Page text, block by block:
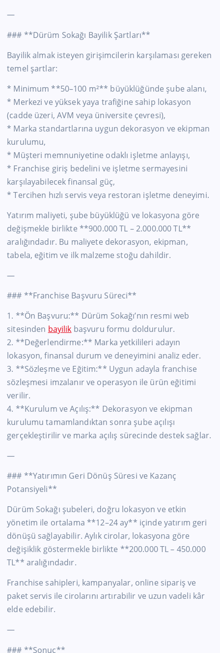
—
### **Dürüm Sokağı Bayilik Şartları**
Bayilik almak isteyen girişimcilerin karşılaması gereken
temel şartlar:
* Minimum **50–100 m²** büyüklüğünde şube alanı,
* Merkezi ve yüksek yaya trafiğine sahip lokasyon
(cadde üzeri, AVM veya üniversite çevresi),
* Marka standartlarına uygun dekorasyon ve ekipman
kurulumu,
* Müşteri memnuniyetine odaklı işletme anlayışı,
* Franchise giriş bedelini ve işletme sermayesini
karşılayabilecek finansal güç,
* Tercihen hızlı servis veya restoran işletme deneyimi.
Yatırım maliyeti, şube büyüklüğü ve lokasyona göre
değişmekle birlikte **900.000 TL – 2.000.000 TL**
aralığındadır. Bu maliyete dekorasyon, ekipman,
tabela, eğitim ve ilk malzeme stoğu dahildir.
—
### **Franchise Başvuru Süreci**
1. **Ön Başvuru:** Dürüm Sokağı’nın resmi web
sitesinden bayilik başvuru formu doldurulur.
2. **Değerlendirme:** Marka yetkilileri adayın
lokasyon, finansal durum ve deneyimini analiz eder.
3. **Sözleşme ve Eğitim:** Uygun adayla franchise
sözleşmesi imzalanır ve operasyon ile ürün eğitimi
verilir.
4. **Kurulum ve Açılış:** Dekorasyon ve ekipman
kurulumu tamamlandıktan sonra şube açılışı
gerçekleştirilir ve marka açılış sürecinde destek sağlar.
—
### **Yatırımın Geri Dönüş Süresi ve Kazanç
Potansiyeli**
Dürüm Sokağı şubeleri, doğru lokasyon ve etkin
yönetim ile ortalama **12–24 ay** içinde yatırım geri
dönüşü sağlayabilir. Aylık cirolar, lokasyona göre
değişiklik göstermekle birlikte **200.000 TL – 450.000
TL** aralığındadır.
Franchise sahipleri, kampanyalar, online sipariş ve
paket servis ile cirolarını artırabilir ve uzun vadeli kâr
elde edebilir.
—
### **Sonuç**